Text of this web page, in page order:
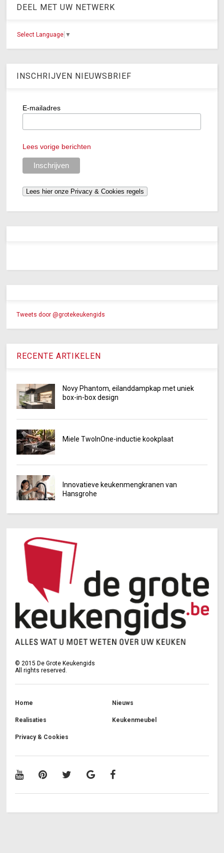
DEEL MET UW NETWERK
Select Language ▼
INSCHRIJVEN NIEUWSBRIEF
E-mailadres
Lees vorige berichten
Tweets door @grotekeukengids
RECENTE ARTIKELEN
Novy Phantom, eilanddampkap met uniek
box-in-box design
Miele TwoInOne-inductie kookplaat
Innovatieve keukenmengkranen van
Hansgrohe
©2015 De Grote Keukengids
All rights reserved.
Home Nieuws
Realisaties Keukenmeubel
Privacy & Cookies